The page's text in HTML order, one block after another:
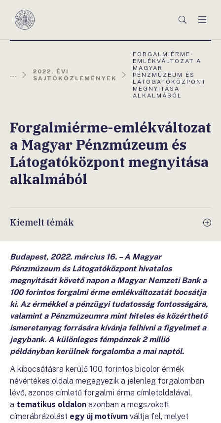
Magyar
Keresés
...
2022. ÉVI
SAJTÓKÖZLEMÉNYEK
AKTUÁLIS
OLDAL:
FORGALMIÉRME-
EMLÉKVÁLTOZAT A
MAGYAR
PÉNZMÚZEUM ÉS
LÁTOGATÓKÖZPONT
MEGNYITÁSA
ALKALMÁBÓL
Forgalmiérme-emlékváltozat
a Magyar Pénzmúzeum és
Látogatóközpont megnyitása
alkalmából
Kiemelt témák
Budapest, 2022. március 16. – A Magyar
Pénzmúzeum és Látogatóközpont hivatalos
megnyitását követő napon a Magyar Nemzeti Bank a
100 forintos forgalmi érme emlékváltozatát bocsátja
ki. Az érmékkel a pénzügyi tudatosság fontosságára,
valamint a Pénzmúzeumra mint hiteles és közérthető
ismeretanyag forrására kívánja felhívni a figyelmet a
jegybank. A különleges fémpénzek 2 millió
példányban kerülnek forgalomba a mai naptól.
A kibocsátásra kerülő 100 forintos bicolor érmék
névértékes oldala megegyezik a jelenleg forgalomban
lévő, azonos címletű forgalmi érme címletoldalával,
a tematikus oldalon azonban a megszokott
címerábrázolást egy új motívum váltja fel, melyet